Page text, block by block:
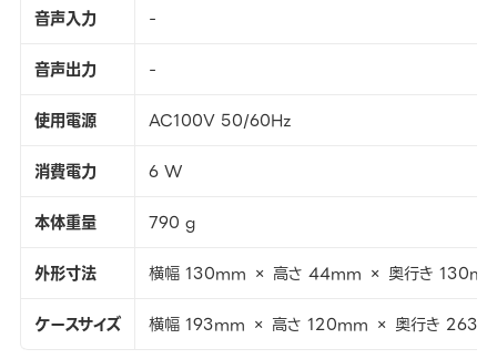
音声入力
-
音声出力
-
使用電源
AC100V 50/60Hz
消費電力
6 W
本体重量
790 g
外形寸法
横幅 130mm × 高さ 44mm × 奥行き
ケースサイズ
横幅 193mm × 高さ 120mm × 奥行き